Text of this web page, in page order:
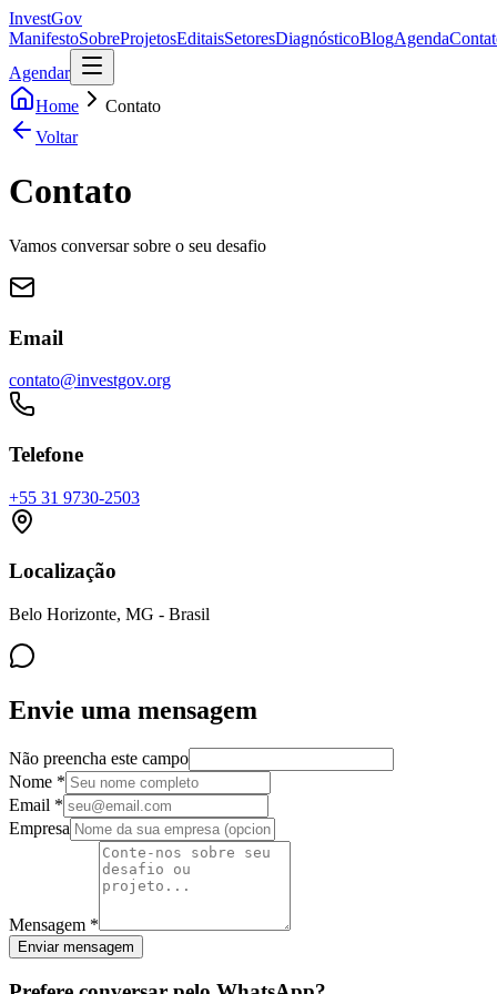
InvestGov
ManifestoSobreProjetosEditaisSetoresDiagnósticoBlogAgenda
Agendar
Home
Contato
Voltar
Contato
Vamos conversar sobre o seu desafio
Email
contato@investgov.org
Telefone
+55 31 9730-2503
Localização
Belo Horizonte, MG - Brasil
Envie uma mensagem
Não preencha este campo
Nome *
Email *
Empresa
Mensagem *
Enviar mensagem